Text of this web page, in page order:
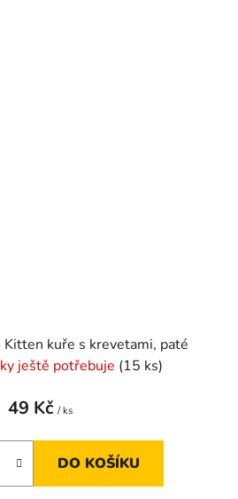
Kitten kuře s krevetami, paté
ještě potřebuje (15 ks)
49 Kč / ks
DO KOŠÍKU